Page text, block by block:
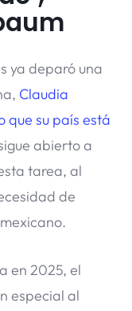
ya deparó una
Claudia
que su país está
abierto a
tarea, al
de
en 2025, el
especial al